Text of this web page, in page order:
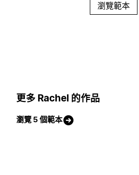
瀏覽範本
更多 Rachel 的作品
瀏覽 5 個範本